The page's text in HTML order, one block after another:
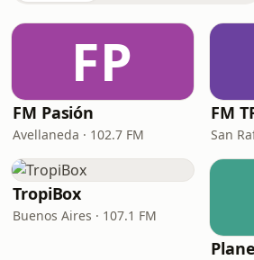
FP
FM Pasión
Avellaneda · 102.7 FM
FM
San
TropiBox
Buenos Aires · 107.1 FM